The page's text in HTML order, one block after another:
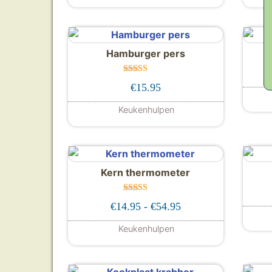
Dit product heeft
Hamburger pers
eerd
uit 5
€15.95
Keukenhulpen
Kern thermometer
d
uit 5
€14.95 - €54.95Prijsklasse: €14.95
Keukenhulpen
Dit product heeft